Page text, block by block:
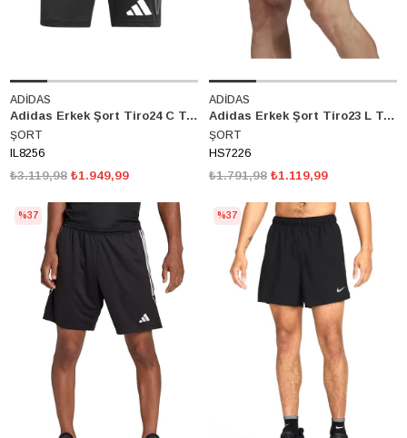
ADİDAS
Adidas Erkek Şort Tiro24 C Tr Sho IL8256
ŞORT
IL8256
₺1.949,99
₺3.119,98
ADİDAS
Adidas Erkek Şort Tiro23 L Tr Sho HS7226
ŞORT
HS7226
₺1.119,99
₺1.791,98
%37 %37